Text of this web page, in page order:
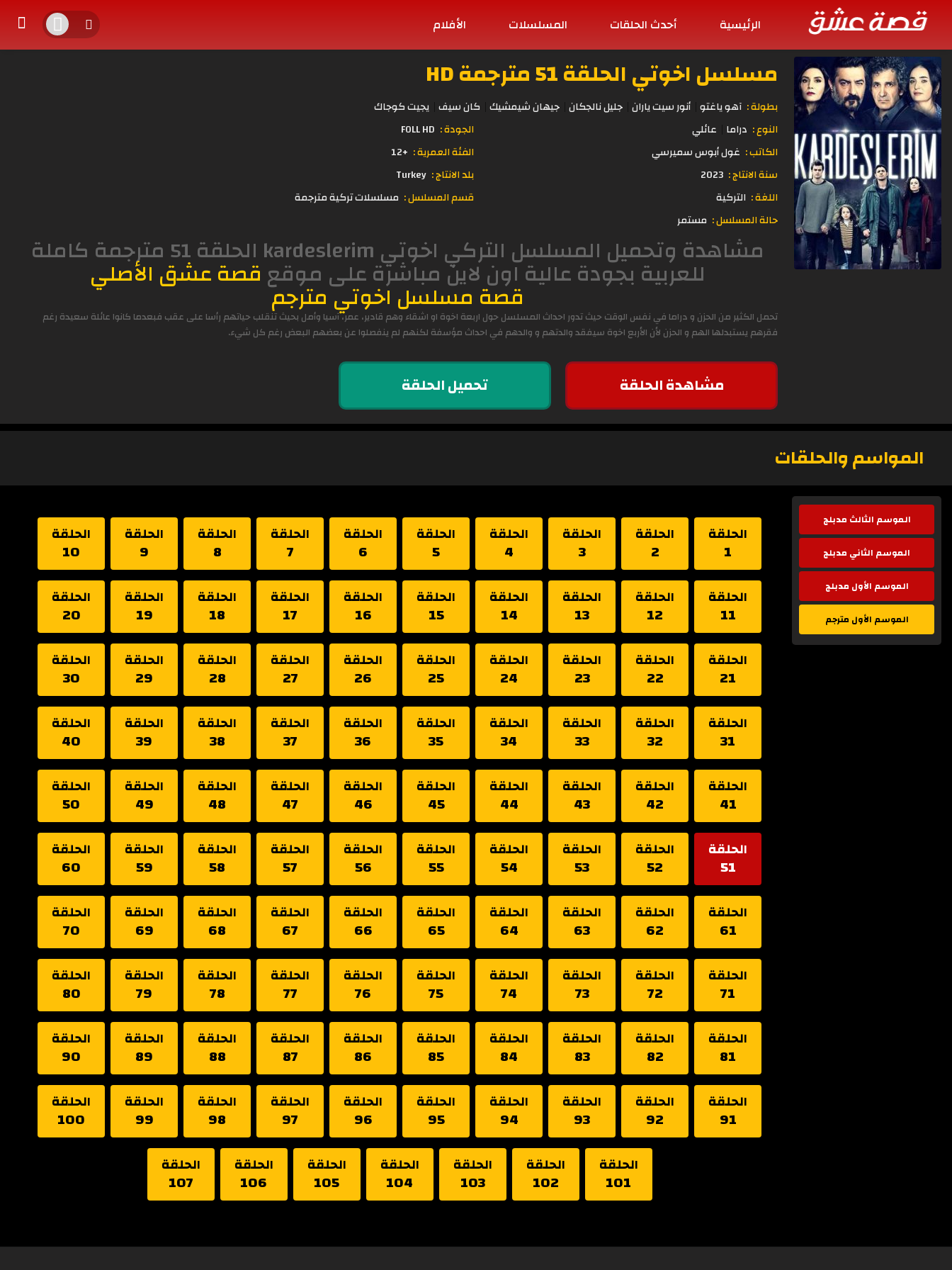
الرئيسية أحدث الحلقات المسلسلات الأفلام
مسلسل اخوتي الحلقة 51 مترجمة HD
بطولة : آهو ياغتو أنور سيت ياران جليل نالجكان جيهان شيمشيك كان سيف يجيت كوجاك
النوع : دراما عائلي الجودة : FOLL HD
الكاتب : غول أبوس سميرسي الفئة العمرية : +12
سنة الانتاج : 2023 بلد الانتاج : Turkey
اللغة : التركية قسم المسلسل : مسلسلات تركية مترجمة
حالة المسلسل : مستمر
مشاهدة وتحميل المسلسل التركي اخوتي kardeslerim الحلقة 51 مترجمة كاملة
للعربية بجودة عالية اون لاين مباشرة على موقع قصة عشق الأصلي
قصة مسلسل اخوتي مترجم
تحمل الكثير من الحزن و دراما في نفس الوقت حيث تدور احداث المسلسل حول اربعة اخوة او اشقاء وهم قادير، عمر، آسيا وأمل بحيث تنقلب حياتهم رأسا على عقب فبعدما كانوا عائلة سعيدة رغم
فقرهم يستبدلها الهم و الحزن لأن الأربع اخوة سيفقد والدتهم و والدهم في احداث مؤسفة لكنهم لم ينفصلوا عن بعضهم البعض رغم كل شيء.
مشاهدة الحلقة تحميل الحلقة
المواسم والحلقات
الموسم الثالث مدبلج
الموسم الثاني مدبلج
الموسم الأول مدبلج
الموسم الأول مترجم
الحلقة
1
الحلقة
2
الحلقة
3
الحلقة
4
الحلقة
5
الحلقة
6
الحلقة
7
الحلقة
8
الحلقة
9
الحلقة
10
الحلقة
11
الحلقة
12
الحلقة
13
الحلقة
14
الحلقة
15
الحلقة
16
الحلقة
17
الحلقة
18
الحلقة
19
الحلقة
20
الحلقة
21
الحلقة
22
الحلقة
23
الحلقة
24
الحلقة
25
الحلقة
26
الحلقة
27
الحلقة
28
الحلقة
29
الحلقة
30
الحلقة
31
الحلقة
32
الحلقة
33
الحلقة
34
الحلقة
35
الحلقة
36
الحلقة
37
الحلقة
38
الحلقة
39
الحلقة
40
الحلقة
41
الحلقة
42
الحلقة
43
الحلقة
44
الحلقة
45
الحلقة
46
الحلقة
47
الحلقة
48
الحلقة
49
الحلقة
50
الحلقة
51
الحلقة
52
الحلقة
53
الحلقة
54
الحلقة
55
الحلقة
56
الحلقة
57
الحلقة
58
الحلقة
59
الحلقة
60
الحلقة
61
الحلقة
62
الحلقة
63
الحلقة
64
الحلقة
65
الحلقة
66
الحلقة
67
الحلقة
68
الحلقة
69
الحلقة
70
الحلقة
71
الحلقة
72
الحلقة
73
الحلقة
74
الحلقة
75
الحلقة
76
الحلقة
77
الحلقة
78
الحلقة
79
الحلقة
80
الحلقة
81
الحلقة
82
الحلقة
83
الحلقة
84
الحلقة
85
الحلقة
86
الحلقة
87
الحلقة
88
الحلقة
89
الحلقة
90
الحلقة
91
الحلقة
92
الحلقة
93
الحلقة
94
الحلقة
95
الحلقة
96
الحلقة
97
الحلقة
98
الحلقة
99
الحلقة
100
الحلقة
101
الحلقة
102
الحلقة
103
الحلقة
104
الحلقة
105
الحلقة
106
الحلقة
107